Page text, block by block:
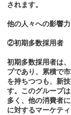
されます。
他の人々への影響
②初期多数採用者
初期多数採用者は
プであり、累積で
を持ちつつも、新
す。このグループ
多く、他の消費者
に対するマーケテ